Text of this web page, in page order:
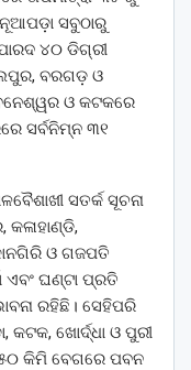
ସବୁଠାରୁ
୪୦ ଡିଗ୍ରୀ
ବରଗଡ଼ ଓ
ଓ କଟକରେ
ସର୍ବନିମ୍ନ ୩୧
ସତର୍କ ସୂଚନା
ଓ ଗଜପତି
ଏବଂ ଘଣ୍ଟା ପ୍ରତି
ରହିଛି। ସେହିପରି
କଟକ, ଖୋର୍ଦ୍ଧା ଓ ପୁରୀ
କିମି ବେଗରେ ପବନ